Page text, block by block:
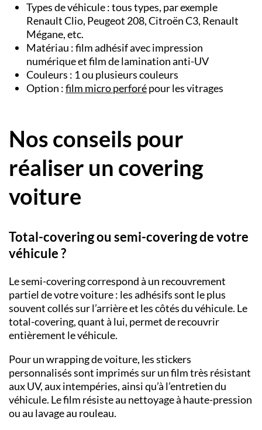
Types de véhicule : tous types, par exemple
Renault Clio, Peugeot 208, Citroën C3, Renault
Mégane, etc.
Matériau : film adhésif avec impression
numérique et film de lamination anti-UV
Couleurs : 1 ou plusieurs couleurs
Option :film micro perforépour les vitrages
Nos conseils pour
réaliser un covering
voiture
Total-covering ou semi-covering de votre
véhicule ?
Lesemi-coveringcorrespond à un recouvrement
partiel de votre voiture : les adhésifs sont le plus
souvent collés sur l’arrière et les côtés du véhicule. Le
total-covering,quant à lui, permet de recouvrir
entièrement le véhicule.
Pour unwrappingde voiture, lesstickers
personnaliséssont imprimés sur un film très résistant
aux UV, aux intempéries, ainsi qu’à l’entretien du
véhicule. Le film résiste au nettoyage à haute-pression
ou au lavage au rouleau.